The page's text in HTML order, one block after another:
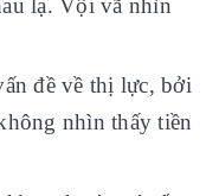
lạ. Vội vã nhìn
đề về thị lực, bởi
nhìn thấy tiền